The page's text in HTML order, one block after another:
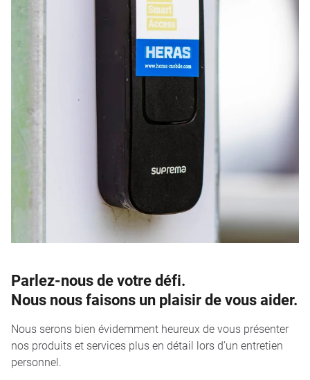
Parlez-nous de votre défi.
Nous nous faisons un plaisir de vous aider.
Nous serons bien évidemment heureux de vous présenter
nos produits et services plus en détail lors d’un entretien
personnel.